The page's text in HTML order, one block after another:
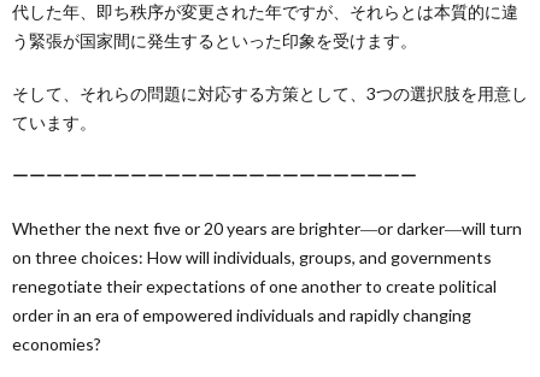
代した年、即ち秩序が変更された年ですが、それらとは本質的に違
う緊張が国家間に発生するといった印象を受けます。
そして、それらの問題に対応する方策として、3つの選択肢を用意し
ています。
ーーーーーーーーーーーーーーーーーーーーーーーー
Whether the next five or 20 years are brighter―or darker―will turn
on three choices: How will individuals, groups, and governments
renegotiate their expectations of one another to create political
order in an era of empowered individuals and rapidly changing
economies?